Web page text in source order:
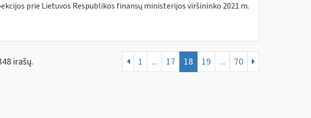
prie Lietuvos Respublikos finansų ministerijos viršininko 2021 m.
irašų. 1 ... 17 18 19 ... 70